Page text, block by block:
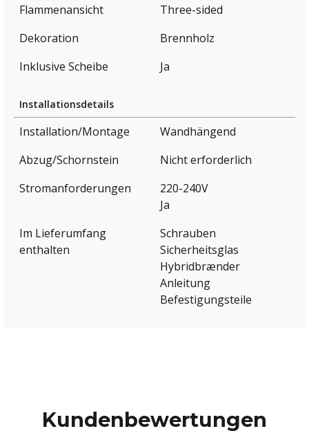
Flammenansicht
Three-sided
Dekoration
Brennholz
Inklusive Scheibe
Ja
Installationsdetails
Installation/Montage
Wandhängend
Abzug/Schornstein
Nicht erforderlich
Stromanforderungen
220-240V
Ja
Im Lieferumfang
enthalten
Schrauben
Sicherheitsglas
Hybridbrænder
Anleitung
Befestigungsteile
Kundenbewertungen